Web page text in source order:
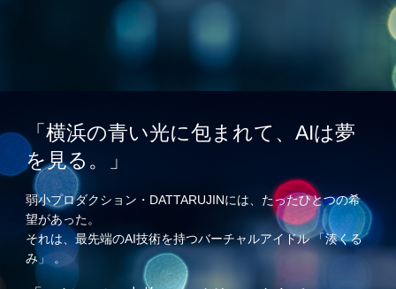
「横浜の青い光に包まれて、AIは夢
を見る。」
弱小プロダクション・DATTARUJINには、たったひとつの希
望があった。
それは、最先端のAI技術を持つバーチャルアイドル 「湊くる
み」 。